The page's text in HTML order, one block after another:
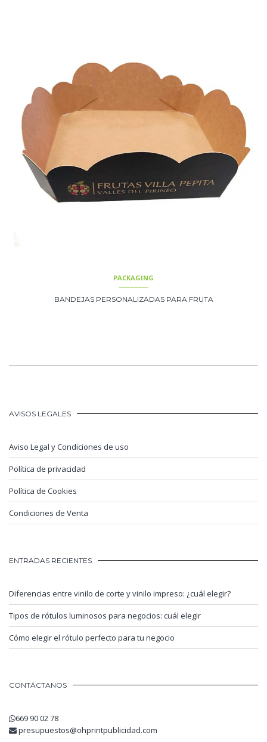
PACKAGING
BANDEJAS PERSONALIZADAS PARA FRUTA
AVISOS LEGALES
Aviso Legal y Condiciones de uso
Política de privacidad
Política de Cookies
Condiciones de Venta
ENTRADAS RECIENTES
Diferencias entre vinilo de corte y vinilo impreso: ¿cuál elegir?
Tipos de rótulos luminosos para negocios: cuál elegir
Cómo elegir el rótulo perfecto para tu negocio
CONTÁCTANOS
669 90 02 78
presupuestos@ohprintpublicidad.com